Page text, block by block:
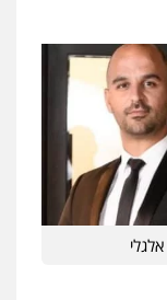
דין לענייני